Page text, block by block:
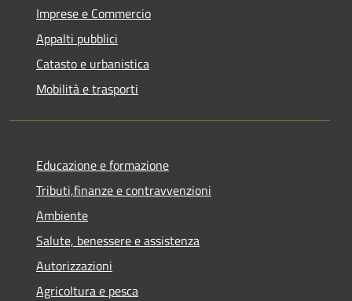
Imprese e Commercio
Appalti pubblici
Catasto e urbanistica
Mobilità e trasporti
Educazione e formazione
Tributi,finanze e contravvenzioni
Ambiente
Salute, benessere e assistenza
Autorizzazioni
Agricoltura e pesca